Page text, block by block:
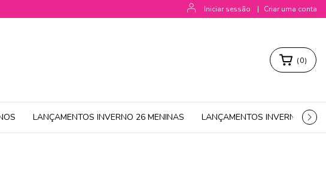
Iniciar sessão | Criar uma conta
(0)
LANÇAMENTOS INVERNO 26 MENINAS LANÇAMENTOS INVERNO 26